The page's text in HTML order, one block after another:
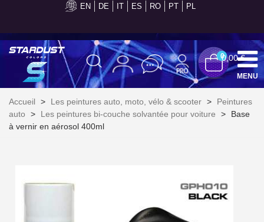
EN DE IT ES RO PT PL
Inscription à la newsletter : 5€ de réduction
00,00 €
MENU
Accueil > Les peintures auto, moto, vélo & scooter >
Peintures
auto
> Les peintures bi-couche solvantée pour voiture >
Base
à vernir en aérosol 400ml